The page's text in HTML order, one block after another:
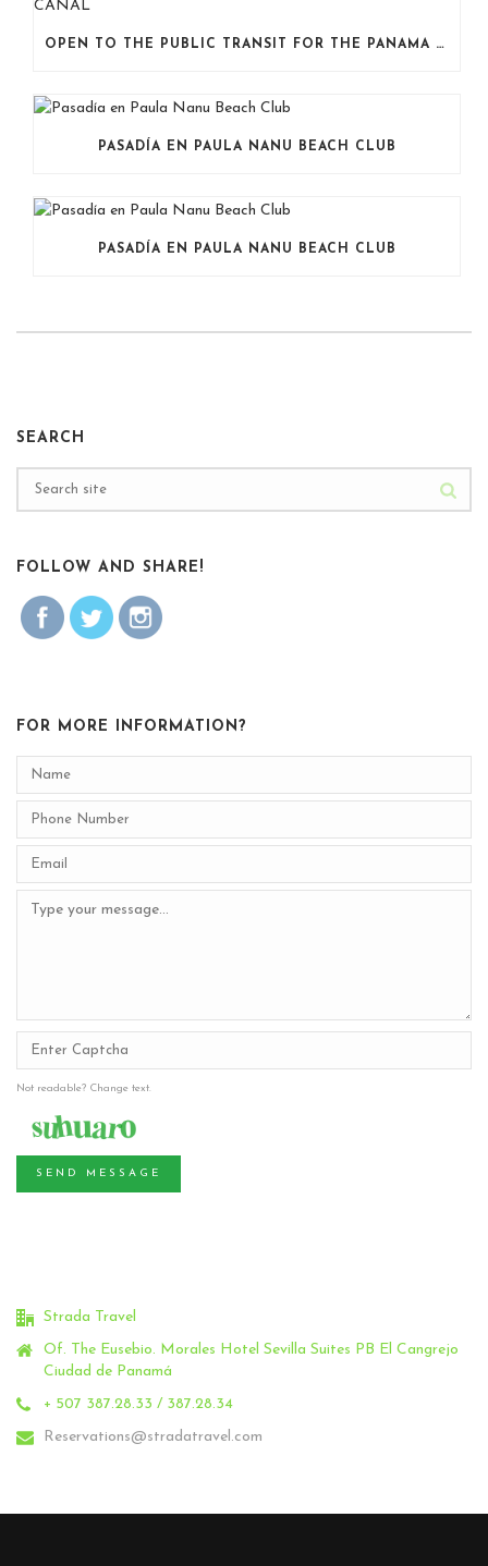
OPEN TO THE PUBLIC TRANSIT FOR THE PANAMA CANAL
PASADÍA EN PAULA NANU BEACH CLUB
PASADÍA EN PAULA NANU BEACH CLUB
SEARCH
FOLLOW AND SHARE!
FOR MORE INFORMATION?
Not readable? Change text.
SEND MESSAGE
Strada Travel
Of. The Eusebio. Morales Hotel Sevilla Suites PB El Cangrejo
Ciudad de Panamá
+ 507 387.28.33 / 387.28.34
Reservations@stradatravel.com